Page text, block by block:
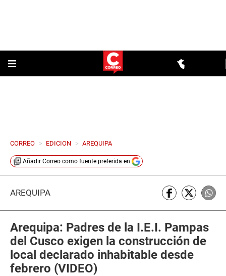
CORREO > EDICION > AREQUIPA
Añadir Correo como fuente preferida en
AREQUIPA
Arequipa: Padres de la I.E.I. Pampas
del Cusco exigen la construcción de
local declarado inhabitable desde
febrero (VIDEO)